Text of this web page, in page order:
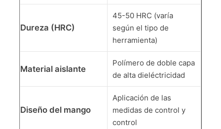
Dureza (HRC)
45-50 HRC (varía
según el tipo de
herramienta)
Material aislante
Polímero de doble capa
de alta dieléctricidad
Diseño del mango
Aplicación de las
medidas de control y
control